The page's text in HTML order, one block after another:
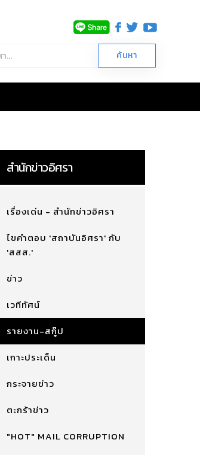
สำนักข่าวอิศรา
เรื่องเด่น - สำนักข่าวอิศรา
ไขคำตอบ 'สถาบันอิศรา' กับ
'สสส.'
ข่าว
เวทีทัศน์
รายงาน-สกู๊ป
เกาะประเด็น
กระจายข่าว
ตะกร้าข่าว
"HOT" MAIL CORRUPTION